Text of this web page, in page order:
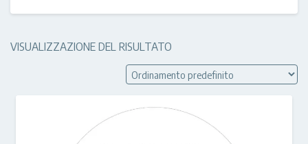
VISUALIZZAZIONE DEL RISULTATO